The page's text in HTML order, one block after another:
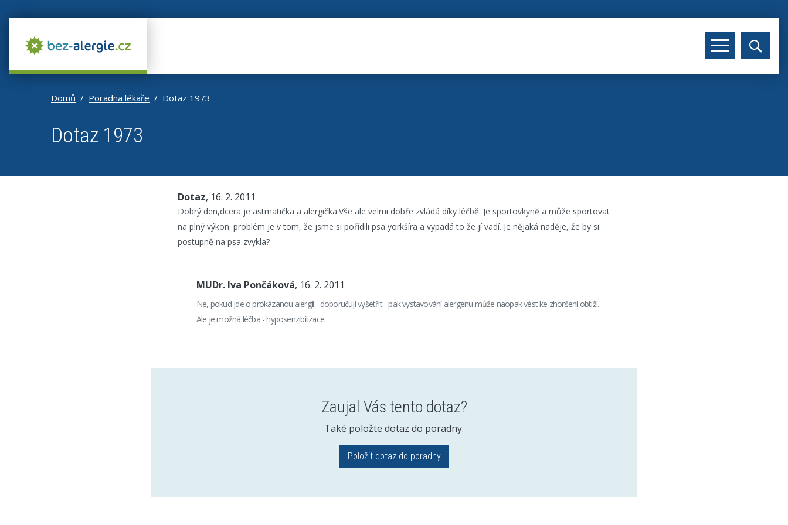
Domů Poradna lékaře Dotaz 1973
Dotaz 1973
Dotaz, 16. 2. 2011
Dobrý den,dcera je astmatička a alergička.Vše ale velmi dobře zvládá díky léčbě. Je sportovkyně a může sportovat
na plný výkon. problém je v tom, že jsme si pořídili psa yorkšíra a vypadá to že jí vadí. Je nějaká naděje, že by si
postupně na psa zvykla?
MUDr. Iva Pončáková, 16. 2. 2011
Ne, pokud jde o prokázanou alergii - doporučuji vyšetřit - pak vystavování alergenu může naopak vést ke zhoršení obtíží.
Ale je možná léčba - hyposenzibilizace.
Zaujal Vás tento dotaz?
Také položte dotaz do poradny.
Položit dotaz do poradny